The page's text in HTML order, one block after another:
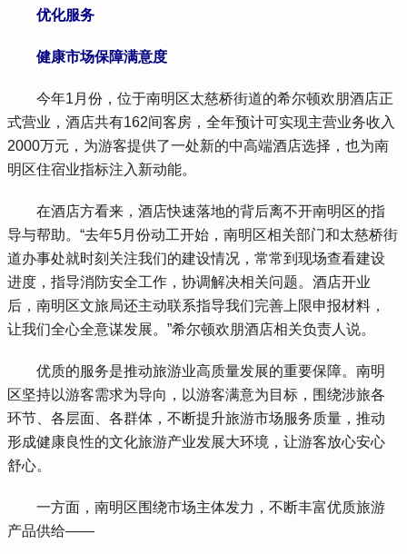
优化服务
健康市场保障满意度
今年1月份，位于南明区太慈桥街道的希尔顿欢朋酒店正
式营业，酒店共有162间客房，全年预计可实现主营业务收入
2000万元，为游客提供了一处新的中高端酒店选择，也为南
明区住宿业指标注入新动能。
在酒店方看来，酒店快速落地的背后离不开南明区的指
导与帮助。“去年5月份动工开始，南明区相关部门和太慈桥街
道办事处就时刻关注我们的建设情况，常常到现场查看建设
进度，指导消防安全工作，协调解决相关问题。酒店开业
后，南明区文旅局还主动联系指导我们完善上限申报材料，
让我们全心全意谋发展。”希尔顿欢朋酒店相关负责人说。
优质的服务是推动旅游业高质量发展的重要保障。南明
区坚持以游客需求为导向，以游客满意为目标，围绕涉旅各
环节、各层面、各群体，不断提升旅游市场服务质量，推动
形成健康良性的文化旅游产业发展大环境，让游客放心安心
舒心。
一方面，南明区围绕市场主体发力，不断丰富优质旅游
产品供给——